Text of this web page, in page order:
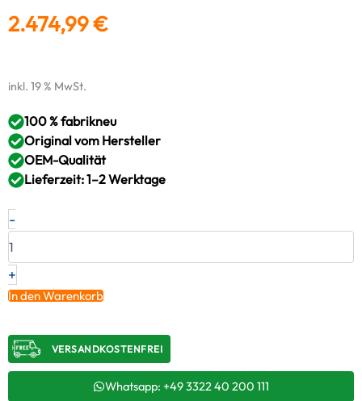
2.474,99€
inkl. 19 % MwSt.
100 % fabrikneu
Original vom Hersteller
OEM-Qualität
Lieferzeit: 1–2 Werktage
-
Neuer
Original
DEERE
–
DZ102000
9226830001
Menge
+
In den Warenkorb
VERSANDKOSTENFREI​
Whatsapp: +49 3322 40 200 111